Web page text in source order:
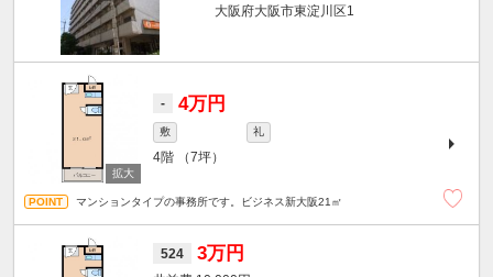
大阪府大阪市東淀川区1
- 4万円
敷 礼
4階 （7坪）
マンションタイプの事務所です。ビジネス新大阪21㎡
524 3万円